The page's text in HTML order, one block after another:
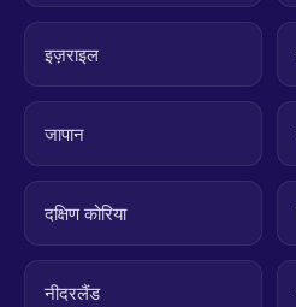
इज़राइल
जापान
दक्षिण कोरिया
नीदरलैंड